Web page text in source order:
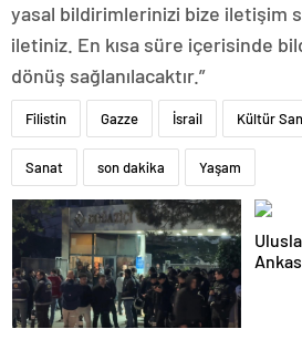
yasal bildirimlerinizi bize iletişim
iletiniz. En kısa süre içerisinde
dönüş sağlanılacaktır.”
Filistin Gazze İsrail Kültür
Sanat son dakika Yaşam